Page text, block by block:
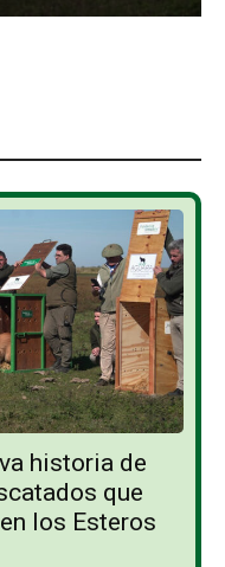
historia de
que
los Esteros